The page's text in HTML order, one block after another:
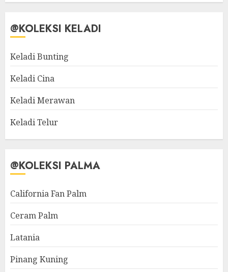
@KOLEKSI KELADI
Keladi Bunting
Keladi Cina
Keladi Merawan
Keladi Telur
@KOLEKSI PALMA
California Fan Palm
Ceram Palm
Latania
Pinang Kuning